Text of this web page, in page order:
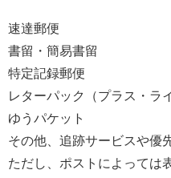
速達郵便
書留・簡易書留
特定記録郵便
レターパック（プラス・ラ
ゆうパケット
その他、追跡サービスや優
ただし、ポストによっては